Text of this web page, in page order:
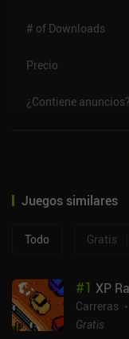
# of Downloads
Precio
¿Contiene anuncios?
Juegos similares
Todo Gratis
#1 XP
Carreras
Gratis